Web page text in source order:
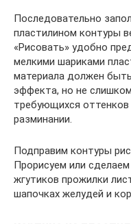
Последовательно
пластилином контуры
«Рисовать» удобно
мелкими шариками
материала должен
эффекта, но не
требующихся
разминании.
Подправим контуры
Прорисуем или
жгутиков прожилки
шапочках желудей и